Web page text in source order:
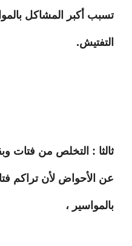
تسبب أكبر المشاكل
التفتيش.
ثالثا : التخلص من فتات
عن الأحواض لأن تراكم
بالمواسير ،